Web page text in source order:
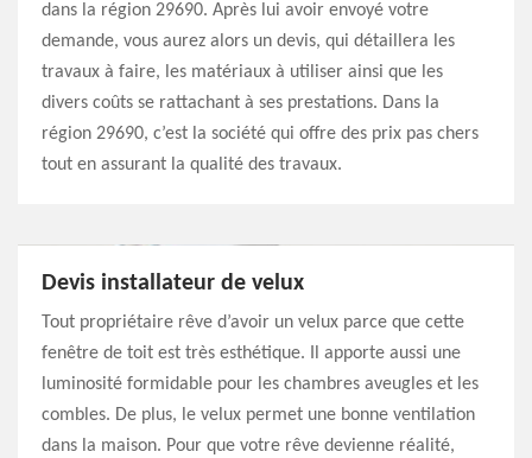
dans la région 29690. Après lui avoir envoyé votre
demande, vous aurez alors un devis, qui détaillera les
travaux à faire, les matériaux à utiliser ainsi que les
divers coûts se rattachant à ses prestations. Dans la
région 29690, c’est la société qui offre des prix pas chers
tout en assurant la qualité des travaux.
Devis installateur de velux
Tout propriétaire rêve d’avoir un velux parce que cette
fenêtre de toit est très esthétique. Il apporte aussi une
luminosité formidable pour les chambres aveugles et les
combles. De plus, le velux permet une bonne ventilation
dans la maison. Pour que votre rêve devienne réalité,